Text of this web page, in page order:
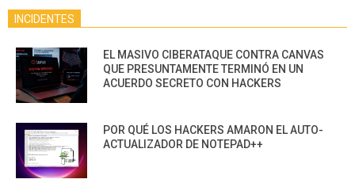
INCIDENTES
EL MASIVO CIBERATAQUE CONTRA CANVAS
QUE PRESUNTAMENTE TERMINÓ EN UN
ACUERDO SECRETO CON HACKERS
POR QUÉ LOS HACKERS AMARON EL AUTO-
ACTUALIZADOR DE NOTEPAD++